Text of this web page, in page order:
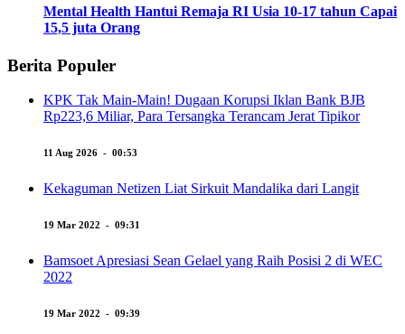
Mental Health Hantui Remaja RI Usia 10-17 tahun Capai
15,5 juta Orang
Berita Populer
KPK Tak Main-Main! Dugaan Korupsi Iklan Bank BJB
Rp223,6 Miliar, Para Tersangka Terancam Jerat Tipikor
11 Aug 2026 - 00:53
Kekaguman Netizen Liat Sirkuit Mandalika dari Langit
19 Mar 2022 - 09:31
Bamsoet Apresiasi Sean Gelael yang Raih Posisi 2 di WEC
2022
19 Mar 2022 - 09:39